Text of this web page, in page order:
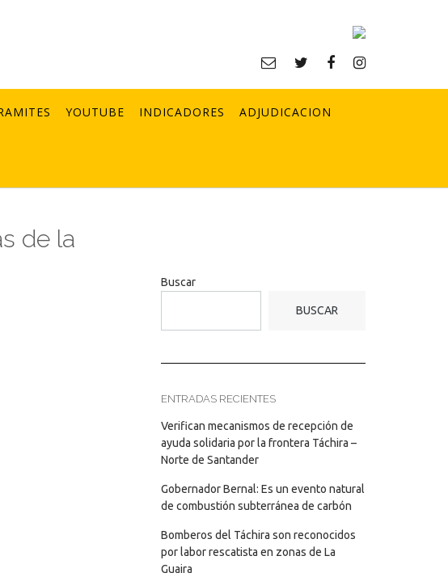
YOUTUBE INDICADORES ADJUDICACION
de la
Buscar
BUSCAR
ENTRADAS RECIENTES
Verifican mecanismos de recepción de
ayuda solidaria por la frontera Táchira –
Norte de Santander
Gobernador Bernal: Es un evento natural
de combustión subterránea de carbón
Bomberos del Táchira son reconocidos
por labor rescatista en zonas de La
Guaira